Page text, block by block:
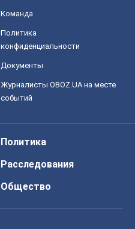
Команда
Политика
конфиденциальности
Документы
Журналисты OBOZ.UA на месте
событий
Политика
Расследования
Общество